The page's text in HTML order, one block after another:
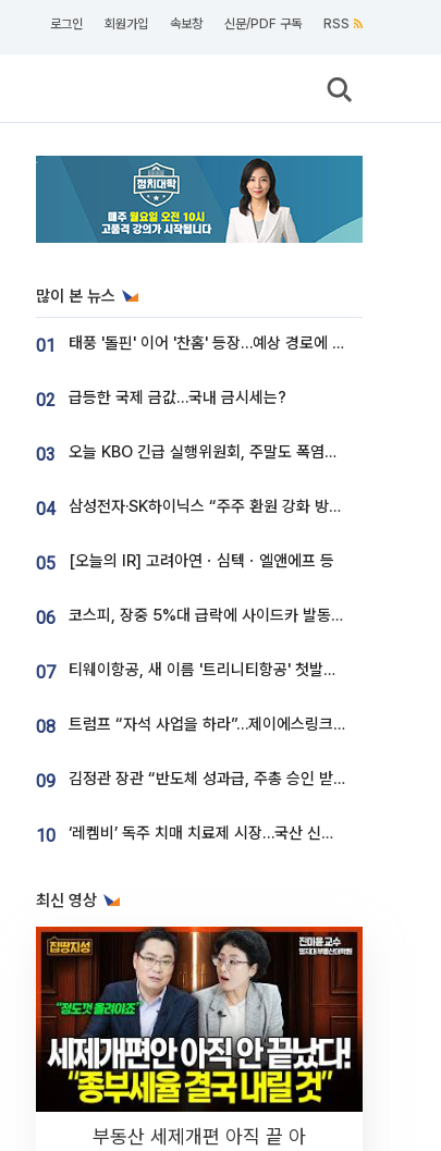
로그인 회원가입 속보창 신문/PDF 구독 RSS
많이 본 뉴스
01 태풍 '돌핀' 이어 '찬홈' 등장…예상 경로에 한국 '한숨'
02 급등한 국제 금값…국내 금시세는?
03 오늘 KBO 긴급 실행위원회, 주말도 폭염취소 될까
04 삼성전자·SK하이닉스 “주주 환원 강화 방안 마련”
05 [오늘의 IR] 고려아연ㆍ심텍ㆍ엘앤에프 등
06 코스피, 장중 5%대 급락에 사이드카 발동…삼성·SK 동반 폭락
07 티웨이항공, 새 이름 '트리니티항공' 첫발…SSC 전략 본격화
08 트럼프 “자석 사업을 하라”…제이에스링크, 비중국 영구자석 공급망 구축 속도
09 김정관 장관 “반도체 성과급, 주총 승인 받도록”…상법·자본시장법 개정 시사
10 ‘레켐비’ 독주 치매 치료제 시장…국산 신약 등장하나
최신 영상
부동산 세제개편 아직 끝 아